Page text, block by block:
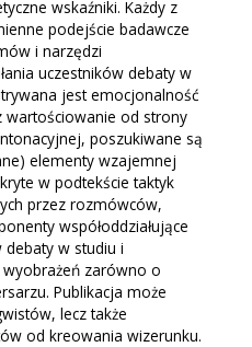
wskaźniki. Każdy z
podejście badawcze
i narzędzi
uczestników debaty w
jest emocjonalność
od strony
poszukiwane są
elementy wzajemnej
w podtekście taktyk
przez rozmówców,
współoddziałujące
w studiu i
zarówno o
Publikacja może
lecz także
od kreowania wizerunku.